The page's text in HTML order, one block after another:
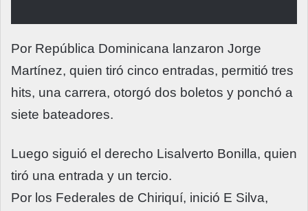
Por República Dominicana lanzaron Jorge
Martínez, quien tiró cinco entradas, permitió tres
hits, una carrera, otorgó dos boletos y ponchó a
siete bateadores.
Luego siguió el derecho Lisalverto Bonilla, quien
tiró una entrada y un tercio.
Por los Federales de Chiriquí, inició E Silva,